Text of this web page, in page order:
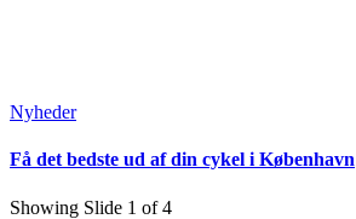
Nyheder
Få det bedste ud af din cykel i København
Showing Slide 1 of 4